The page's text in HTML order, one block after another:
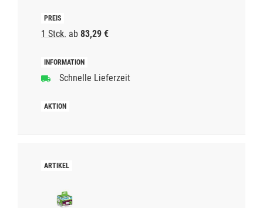
1 Stck. ab 83,29 €
Schnelle Lieferzeit